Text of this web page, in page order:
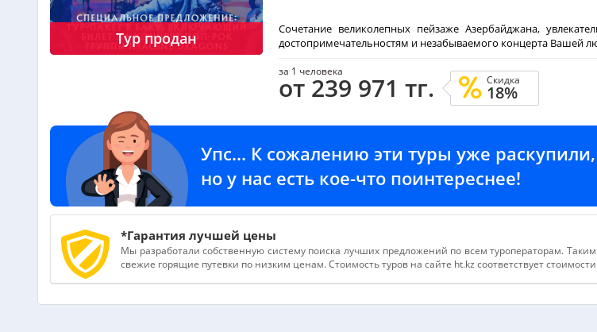
Тур продан
Сочетание великолепных пейзаже Азербайджана,
достопримечательностям и незабываемого концерта Вашей
за 1 человека
от 239 971 тг. Скидка
18%
Упс... К сожалению эти туры уже раскупили,
но у нас есть кое-что поинтереснее!
*Гарантия лучшей цены
Мы разработали собственную систему поиска лучших предложений по всем туроператорам.
свежие горящие путевки по низким ценам. Стоимость туров на сайте ht.kz соответствует